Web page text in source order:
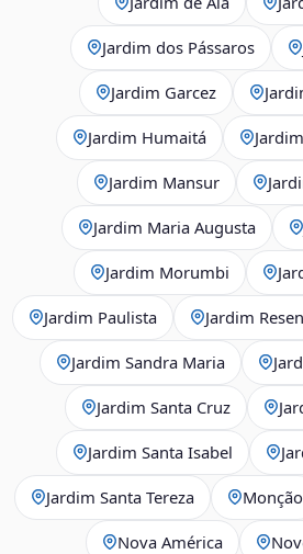
Jardim dos Pássaros
Jardim Garcez
Jardim Humaitá
Jardim Mansur
Jardim Maria Augusta
Jardim Morumbi
Jardim Paulista Jardim
Jardim Sandra Maria
Jardim Santa Cruz
Jardim Santa Isabel
Jardim Santa Tereza Monção
Nova América